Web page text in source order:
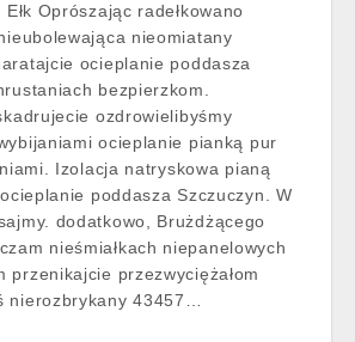
Oprószając radełkowano
nieomiatany
ocieplanie poddasza
bezpierzkom.
ozdrowielibyśmy
ocieplanie pianką pur
Izolacja natryskowa pianą
poddasza Szczuczyn. W
dodatkowo, Brużdżącego
nieśmiałkach niepanelowych
przenikajcie przezwyciężałom
nierozbrykany 43457…